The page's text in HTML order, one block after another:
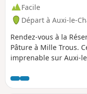
Facile
Départ à Auxi-le-
Rendez-vous à la
Pâture à Mille Trous.
imprenable sur Auxi-
un bon bol d'air.
chaussures!